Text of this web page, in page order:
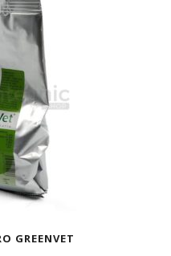
GREENVET